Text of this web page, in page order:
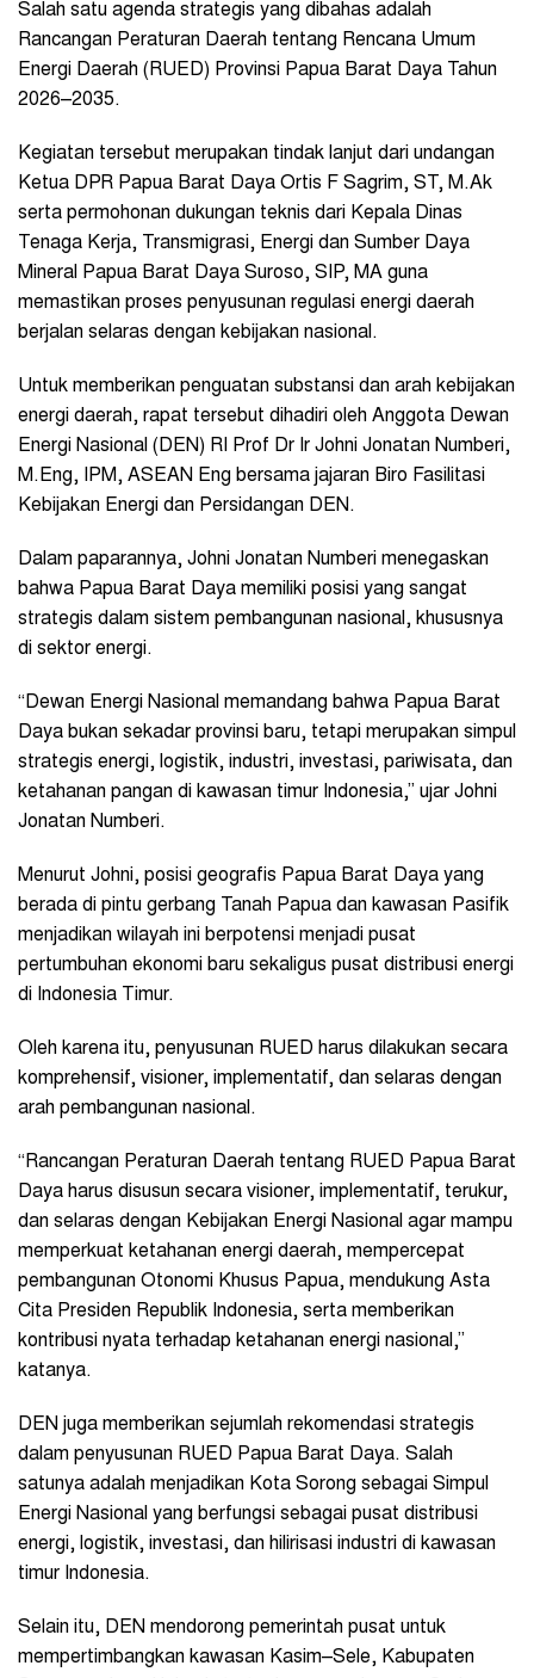
Salah satu agenda strategis yang dibahas adalah
Rancangan Peraturan Daerah tentang Rencana Umum
Energi Daerah (RUED) Provinsi Papua Barat Daya Tahun
2026–2035.
Kegiatan tersebut merupakan tindak lanjut dari undangan
Ketua DPR Papua Barat Daya Ortis F Sagrim, ST, M.Ak
serta permohonan dukungan teknis dari Kepala Dinas
Tenaga Kerja, Transmigrasi, Energi dan Sumber Daya
Mineral Papua Barat Daya Suroso, SIP, MA guna
memastikan proses penyusunan regulasi energi daerah
berjalan selaras dengan kebijakan nasional.
Untuk memberikan penguatan substansi dan arah kebijakan
energi daerah, rapat tersebut dihadiri oleh Anggota Dewan
Energi Nasional (DEN) RI Prof Dr Ir Johni Jonatan Numberi,
M.Eng, IPM, ASEAN Eng bersama jajaran Biro Fasilitasi
Kebijakan Energi dan Persidangan DEN.
Dalam paparannya, Johni Jonatan Numberi menegaskan
bahwa Papua Barat Daya memiliki posisi yang sangat
strategis dalam sistem pembangunan nasional, khususnya
di sektor energi.
“Dewan Energi Nasional memandang bahwa Papua Barat
Daya bukan sekadar provinsi baru, tetapi merupakan simpul
strategis energi, logistik, industri, investasi, pariwisata, dan
ketahanan pangan di kawasan timur Indonesia,” ujar Johni
Jonatan Numberi.
Menurut Johni, posisi geografis Papua Barat Daya yang
berada di pintu gerbang Tanah Papua dan kawasan Pasifik
menjadikan wilayah ini berpotensi menjadi pusat
pertumbuhan ekonomi baru sekaligus pusat distribusi energi
di Indonesia Timur.
Oleh karena itu, penyusunan RUED harus dilakukan secara
komprehensif, visioner, implementatif, dan selaras dengan
arah pembangunan nasional.
“Rancangan Peraturan Daerah tentang RUED Papua Barat
Daya harus disusun secara visioner, implementatif, terukur,
dan selaras dengan Kebijakan Energi Nasional agar mampu
memperkuat ketahanan energi daerah, mempercepat
pembangunan Otonomi Khusus Papua, mendukung Asta
Cita Presiden Republik Indonesia, serta memberikan
kontribusi nyata terhadap ketahanan energi nasional,”
katanya.
DEN juga memberikan sejumlah rekomendasi strategis
dalam penyusunan RUED Papua Barat Daya. Salah
satunya adalah menjadikan Kota Sorong sebagai Simpul
Energi Nasional yang berfungsi sebagai pusat distribusi
energi, logistik, investasi, dan hilirisasi industri di kawasan
timur Indonesia.
Selain itu, DEN mendorong pemerintah pusat untuk
mempertimbangkan kawasan Kasim–Sele, Kabupaten